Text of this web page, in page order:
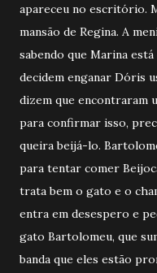
apareceu no escritório.
mansão de Regina. A
sabendo que Marina
decidem enganar Dóris
dizem que encontraram
para confirmar isso,
queira beijá-lo.
para tentar comer
trata bem o gato e o
entra em desespero e
gato Bartolomeu, que
banda que eles estão